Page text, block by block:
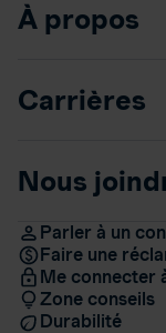
À propos
Carrières
Nous
Parler à un
Faire une
Me connecter
Zone conseils
Durabilité